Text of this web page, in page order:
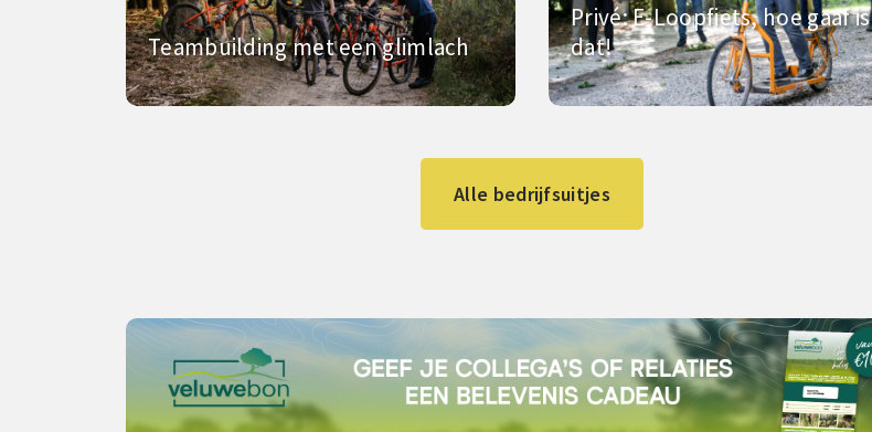
Teambuilding met een glimlach
Privé: E-Loopfiets, hoe gaaf is
dat!
Alle bedrijfsuitjes